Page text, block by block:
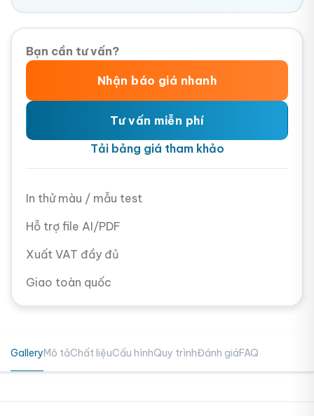
Bạn cần tư vấn?
Nhận báo giá nhanh
Tư vấn miễn phí
Tải bảng giá tham khảo
In thử màu / mẫu test
Hỗ trợ file AI/PDF
Xuất VAT đầy đủ
Giao toàn quốc
GalleryMô tảChất liệuCấu hìnhQuy trìnhĐánh giáFAQ